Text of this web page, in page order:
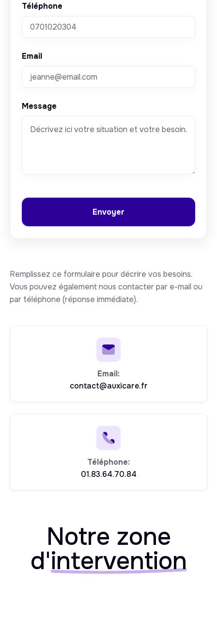
Téléphone
Email
Message
Remplissez ce formulaire pour décrire vos besoins.
Vous pouvez également nous contacter par e-mail ou
par téléphone (réponse immédiate).
Email:
contact@auxicare.fr
Téléphone:
01.83.64.70.84
Notre zone
d'intervention